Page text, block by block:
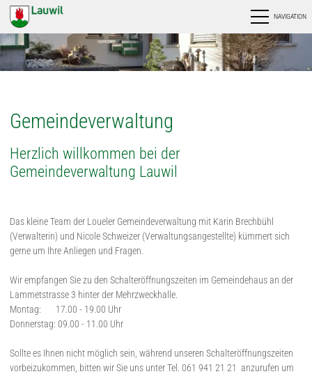
NAVIGATION
Gemeindeverwaltung
Herzlich willkommen bei der
Gemeindeverwaltung Lauwil
Das kleine Team der Loueler Gemeindeverwaltung mit Karin Brechbühl
(Verwalterin) und Nicole Schweizer (Verwaltungsangestellte) kümmert sich
gerne um Ihre Anliegen und Fragen.
Wir empfangen Sie zu den Schalteröffnungszeiten im Gemeindehaus an der
Lammetstrasse 3 hinter der Mehrzweckhalle.
Montag: 17.00 - 19.00 Uhr
Donnerstag: 09.00 - 11.00 Uhr
Sollte es Ihnen nicht möglich sein, während unseren Schalteröffnungszeiten
vorbeizukommen, bitten wir Sie uns unter Tel. 061 941 21 21 anzurufen um